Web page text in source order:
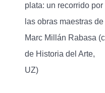
plata: un recorrido por
las obras maestras
Marc Millán Rabasa
de Historia del Arte,
UZ)